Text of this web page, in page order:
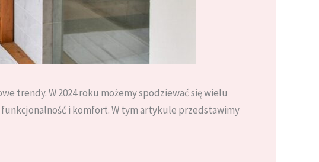
trendy. W 2024 roku możemy spodziewać się wielu
i komfort. W tym artykule przedstawimy